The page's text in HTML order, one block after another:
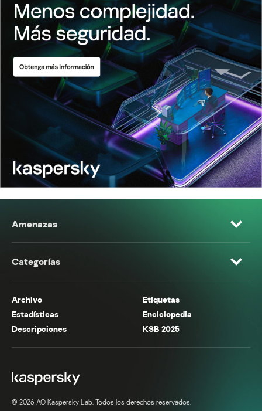
Amenazas
Categorías
Archivo
Etiquetas
Estadísticas
Enciclopedia
Descripciones
KSB 2025
© 2026 AO Kaspersky Lab. Todos los derechos reservados.